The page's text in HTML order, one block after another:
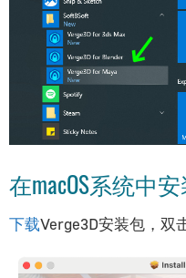
在macOS系统中安
下载Verge3D安装包，双